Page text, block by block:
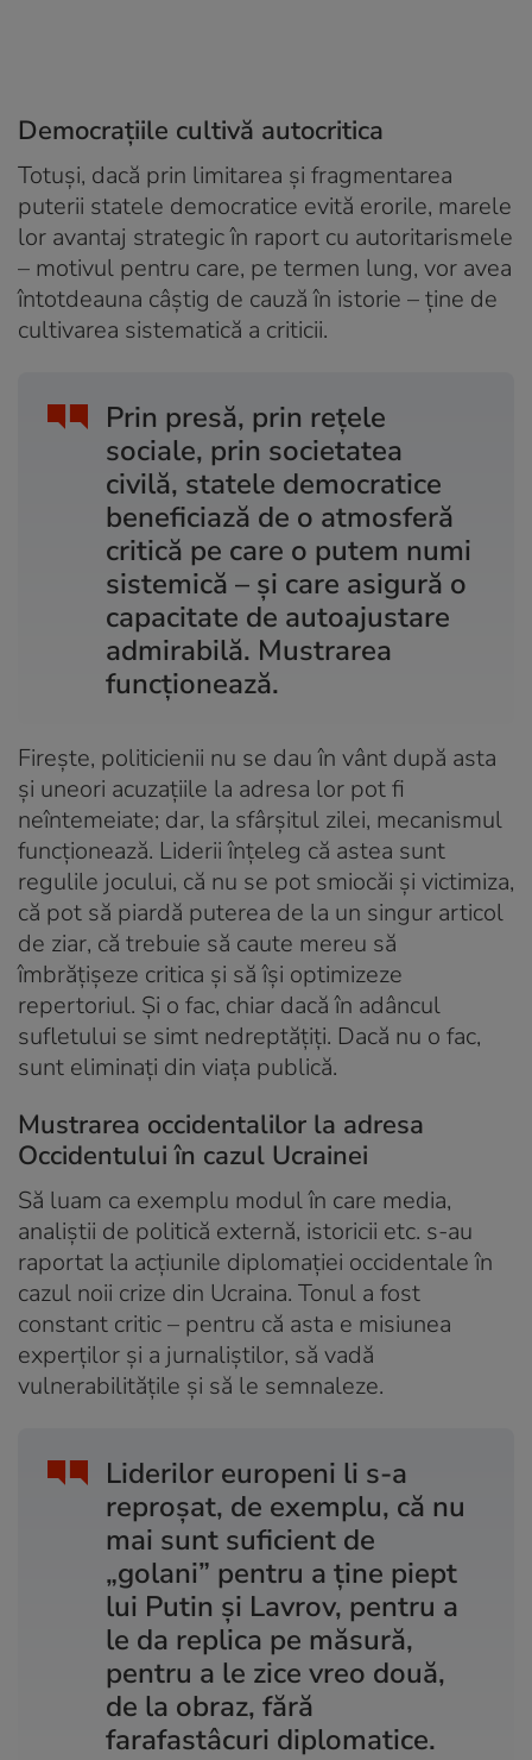
Democrațiile cultivă autocritica
Totuși, dacă prin limitarea și fragmentarea
puterii statele democratice evită erorile, marele
lor avantaj strategic în raport cu autoritarismele
– motivul pentru care, pe termen lung, vor avea
întotdeauna câștig de cauză în istorie – ține de
cultivarea sistematică a criticii.
Prin presă, prin rețele
sociale, prin societatea
civilă, statele democratice
beneficiază de o atmosferă
critică pe care o putem numi
sistemică – și care asigură o
capacitate de autoajustare
admirabilă. Mustrarea
funcționează.
Firește, politicienii nu se dau în vânt după asta
și uneori acuzațiile la adresa lor pot fi
neîntemeiate; dar, la sfârșitul zilei, mecanismul
funcționează. Liderii înțeleg că astea sunt
regulile jocului, că nu se pot smiocăi și victimiza,
că pot să piardă puterea de la un singur articol
de ziar, că trebuie să caute mereu să
îmbrățișeze critica și să își optimizeze
repertoriul. Și o fac, chiar dacă în adâncul
sufletului se simt nedreptățiți. Dacă nu o fac,
sunt eliminați din viața publică.
Mustrarea occidentalilor la adresa
Occidentului în cazul Ucrainei
Să luam ca exemplu modul în care media,
analiștii de politică externă, istoricii etc. s-au
raportat la acțiunile diplomației occidentale în
cazul noii crize din Ucraina. Tonul a fost
constant critic – pentru că asta e misiunea
experților și a jurnaliștilor, să vadă
vulnerabilitățile și să le semnaleze.
Liderilor europeni li s-a
reproșat, de exemplu, că nu
mai sunt suficient de
„golani” pentru a ține piept
lui Putin și Lavrov, pentru a
le da replica pe măsură,
pentru a le zice vreo două,
de la obraz, fără
farafastâcuri diplomatice.